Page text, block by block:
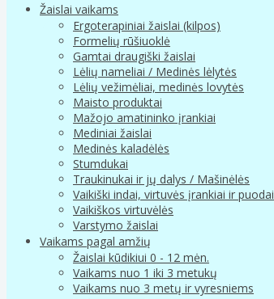
Žaislai vaikams
Ergoterapiniai žaislai (kilpos)
Formelių rūšiuoklė
Gamtai draugiški žaislai
Lėlių nameliai / Medinės lėlytės
Lėlių vežimėliai, medinės lovytės
Maisto produktai
Mažojo amatininko įrankiai
Mediniai žaislai
Medinės kaladėlės
Stumdukai
Traukinukai ir jų dalys / Mašinėlės
Vaikiški indai, virtuvės įrankiai ir puodai
Vaikiškos virtuvėlės
Varstymo žaislai
Vaikams pagal amžių
Žaislai kūdikiui 0 - 12 mėn.
Vaikams nuo 1 iki 3 metukų
Vaikams nuo 3 metų ir vyresniems